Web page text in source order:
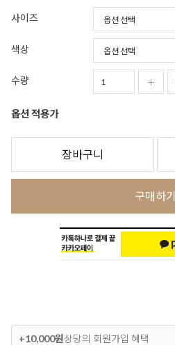
사이즈
색상
수량
옵션 적용가
장바구니
구매하기
+10,000원상당의 회원가입 혜택